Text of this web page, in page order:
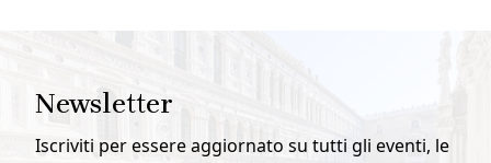
Newsletter
Iscriviti per essere aggiornato su tutti gli eventi, le